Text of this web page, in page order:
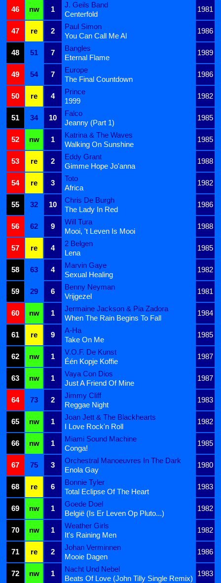
46
nw 1
J. Geils Band
1981
Centerfold
47
re 2
Paul Simon
1986
You Can Call Me Al
48
51 7
Bangles
1989
Eternal Flame
49
54 7
Europe
1986
The Final Countdown
50
re 4
Prince
1982
1999
51
34 10
Falco
1985
Jeanny (Part 1)
52
nw 1
Katrina & The Waves
1985
Walking On Sunshine
53
re 2
Eddy Grant
1988
Gimme Hope Jo'anna
54
re 3
Toto
1982
Africa
55
32 10
Chris De Burgh
1986
The Lady In Red
56
62 9
Will Tura
1988
Mooi, 't Leven Is Mooi
57
re 4
2 Belgen
1985
Lena
58
63 4
Marvin Gaye
1982
Sexual Healing
59
29 6
Benny Neyman
1981
Vrijgezel
60
nw 1
Jermaine Jackson & Pia Zadora
1984
When The Rain Begins To Fall
61
re 9
A-Ha
1985
Take On Me
62
nw 1
V.O.F. De Kunst
1987
Één Kopje Koffie
63
nw 1
Vaya Con Dios
1987
Just A Friend Of Mine
64
73 2
Jimmy Cliff
1983
Reggae Night
65
nw 1
Joan Jett & The Blackhearts
1982
I Love Rock'n Roll
66
nw 1
Miami Sound Machine
1985
Conga!
67
75 3
Orchestral Manoeuvres In The Dark
1980
Enola Gay
68
re 6
Bonnie Tyler
1983
Total Eclipse Of The Heart
69
nw 1
Goede Doel
1982
België (Is Er Leven Op Pluto...)
70
nw 1
Weather Girls
1982
It's Raining Men
71
re 2
Johan Verminnen
1986
Mooie Dagen
72
nw 1
Nacht Und Nebel
1983
Beats Of Love (John Tilly Single Remix)